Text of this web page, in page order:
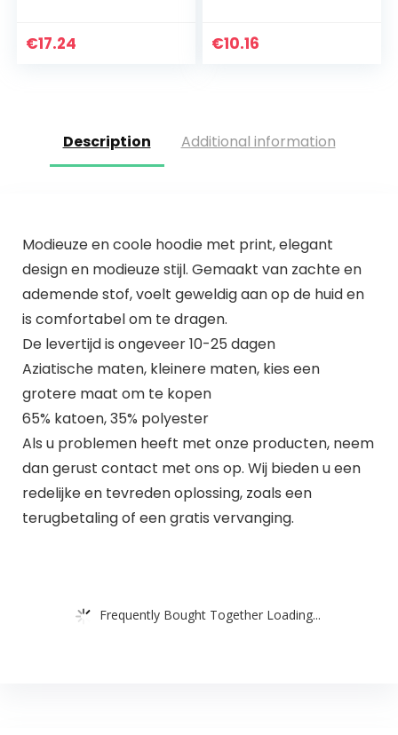
outdoor windjas
€17.24
mannen,
€10.16
Description Additional information
Modieuze en coole hoodie met print, elegant
design en modieuze stijl. Gemaakt van zachte en
ademende stof, voelt geweldig aan op de huid en
is comfortabel om te dragen.
De levertijd is ongeveer 10-25 dagen
Aziatische maten, kleinere maten, kies een
grotere maat om te kopen
65% katoen, 35% polyester
Als u problemen heeft met onze producten, neem
dan gerust contact met ons op. Wij bieden u een
redelijke en tevreden oplossing, zoals een
terugbetaling of een gratis vervanging.
Frequently Bought Together Loading...